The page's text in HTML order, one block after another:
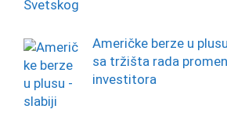
Američke berze u
sa tržišta rada
investitora